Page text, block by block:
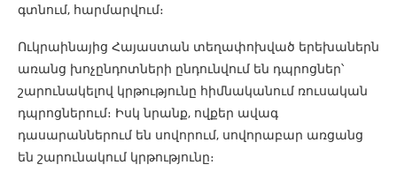
գտնում, հարմարվում։
Ուկրաինայից Հայաստան տեղափոխված երեխաներն
առանց խոչընդոտների ընդունվում են դպրոցներ՝
շարունակելով կրթությունը հիմնականում ռուսական
դպրոցներում։ Իսկ նրանք, ովքեր ավագ
դասարաններում են սովորում, սովորաբար առցանց
են շարունակում կրթությունը։